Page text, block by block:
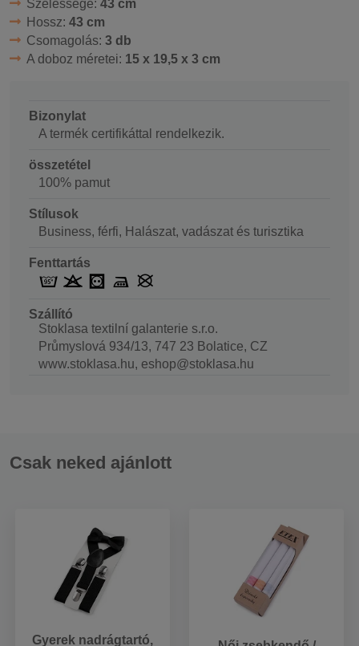
Szélessége: 43 cm
Hossz: 43 cm
Csomagolás: 3 db
A doboz méretei: 15 x 19,5 x 3 cm
Bizonylat
A termék certifikáttal rendelkezik.
összetétel
100% pamut
Stílusok
Business, férfi, Halászat, vadászat és turisztika
Fenttartás
Szállító
Stoklasa textilní galanterie s.r.o.
Průmyslová 934/13, 747 23 Bolatice, CZ
www.stoklasa.hu, eshop@stoklasa.hu
Csak neked ajánlott
Gyerek nadrágtartó,